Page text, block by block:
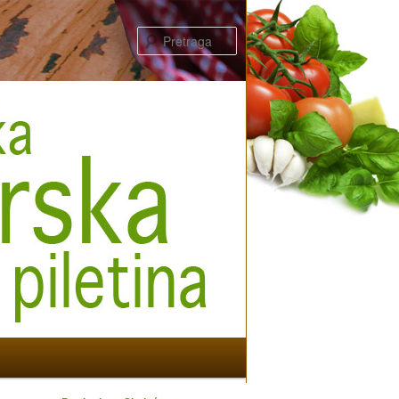
Pretraga